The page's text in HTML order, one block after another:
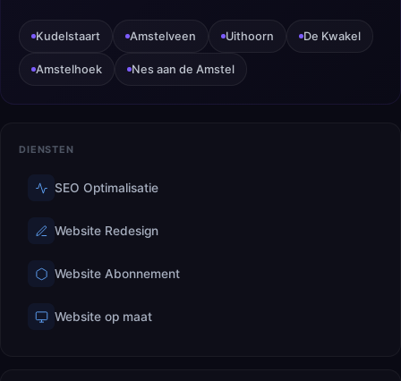
Kudelstaart Amstelveen Uithoorn De Kwakel
Amstelhoek Nes aan de Amstel
DIENSTEN
SEO Optimalisatie
Website Redesign
Website Abonnement
Website op maat